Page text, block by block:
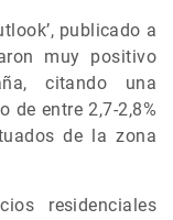
publicado a
muy positivo
citando una
de entre 2,7-2,8%
de la zona
residenciales